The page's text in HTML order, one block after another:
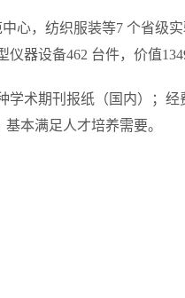
心，纺织服装等7 个省级
器设备462 台件，价值
术期刊报纸（国内）；
本满足人才培养需要。